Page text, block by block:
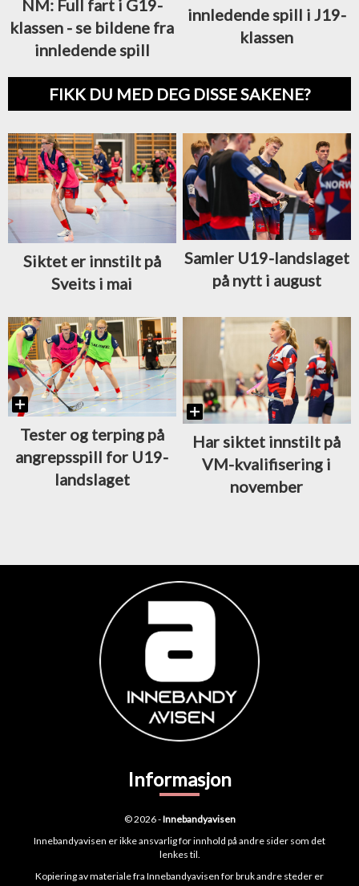
NM: Full fart i G19-
klassen - se bildene fra
innledende spill
innledende spill i J19-
klassen
FIKK DU MED DEG DISSE SAKENE?
Siktet er innstilt på
Sveits i mai
Samler U19-landslaget
på nytt i august
Tester og terping på
angrepsspill for U19-
landslaget
Har siktet innstilt på
VM-kvalifisering i
november
Informasjon
© 2026 -Innebandyavisen
Innebandyavisen er ikke ansvarlig for innhold på andre sider som det
lenkes til.
Kopiering av materiale fra Innebandyavisen for bruk andre steder er